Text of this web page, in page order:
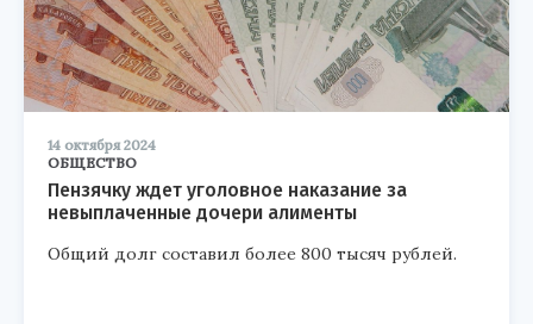
14 октября 2024
ОБЩЕСТВО
Пензячку ждет уголовное наказание за
невыплаченные дочери алименты
Общий долг составил более 800 тысяч рублей.